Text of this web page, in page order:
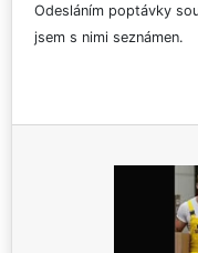
Odesláním poptávky
jsem s nimi seznámen.